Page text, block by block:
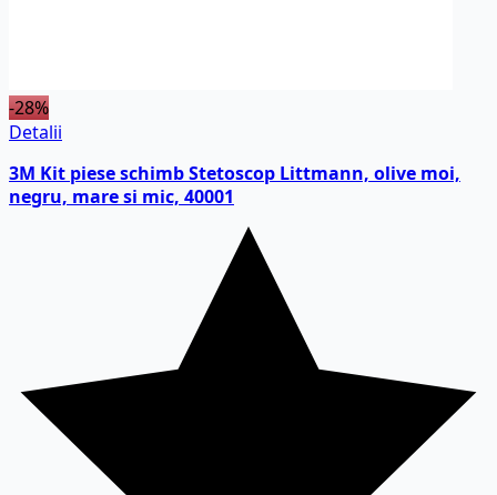
-28%
Detalii
3M Kit piese schimb Stetoscop Littmann, olive moi,
negru, mare si mic, 40001